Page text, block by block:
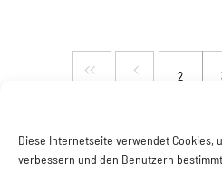
Diese Internetseite verwendet Cookies,
verbessern und den Benutzern
2